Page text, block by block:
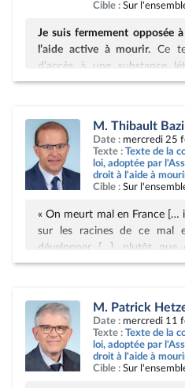
Cible : Sur
Je suis fermement opposée
l’aide active à mourir. Ce
d’accès à une substance
assumé comme un droit
fragiles. En légalisant l’aide
rupture totale avec la
principes éthiques sur
(2005) et Claeys-Leonetti
l’obstination déraisonnable,
volonté du patient, en
directives anticipées, et,
décès. Ce cadre juridique me
il accompagne, sans
particulièrement inopportun
proposition de loi créant un
considérablement fragiliser
M. Thibault
Date : mercredi 25
Texte : Texte de la
loi, adoptée par
droit à l'aide à
Cible : Sur
« On meurt mal en France […
sur les racines de ce mal
développer […], plutôt que
législative » (CCNE, avis
des soins palliatifs y ont
envoie un message négatif
d’accès aux soins adaptés,
fardeau pour leur entourage
M. Patrick
Date : mercredi 11
Texte : Texte de la
loi, adoptée par
droit à l'aide à
Cible : Sur